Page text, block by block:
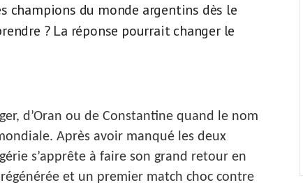
champions du monde argentins dès le
? La réponse pourrait changer le
d’Oran ou de Constantine quand le nom
Après avoir manqué les deux
s’apprête à faire son grand retour en
et un premier match choc contre